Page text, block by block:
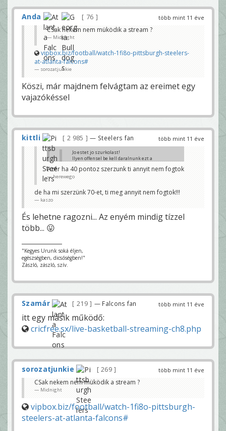
több mint 11 éve
Anda
76
CSak nekem nem müködik a stream ?
Midnight
vipbox.biz/football/watch-1fi8o-pittsburgh-steelers-
at-atlanta-falcons#
sorozatjunkie
Köszi, már majdnem felvágtam az ereimet egy
vajazókéssel
több mint 11 éve
kittli 2 985 — Steelers fan
Jo estet jo szurkolast!
Ilyen offensel be kell daralnunk ezt a
herewego
shawnka
Azér ha 40 pontoz szerzunk ti annyit nem fogtok
herewego
de ha mi szerzünk 70-et, ti meg annyit nem fogtok!!!
kaszo
És lehetne ragozni... Az enyém mindig tízzel
több... 😛
"Kegyes Urunk soká éljen,
egészségben, dicsőségben!"
Zászló, zászló, szív.
több mint 11 éve
Szamár 219 — Falcons fan
itt egy másik működő:
cricfree.sx/live-basketball-streaming-ch8.php
több mint 11 éve
sorozatjunkie
269
CSak nekem nem müködik a stream ?
Midnight
vipbox.biz/football/watch-1fi8o-pittsburgh-
steelers-at-atlanta-falcons#